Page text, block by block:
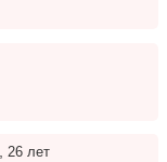
26 лет